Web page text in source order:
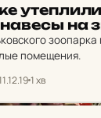
на
зоопарка
помещения.
1 хв